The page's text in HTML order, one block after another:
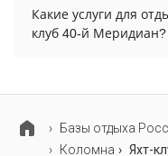
уточните
менеджера,
Какие услуги для
клуб 40-й Меридиан?
Базы отдыха
Коломна
Яхт-